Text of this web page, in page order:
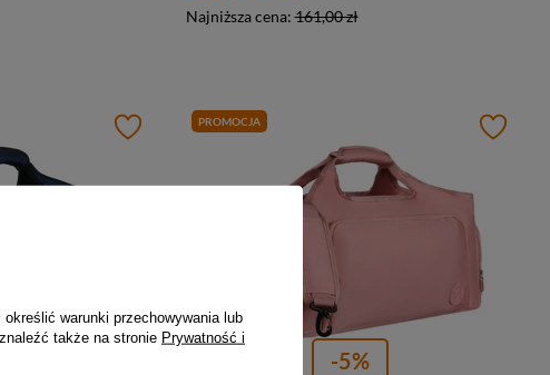
Najniższa cena:161,00 zł
PROMOCJA
-5%
określić warunki przechowywania lub
także na stronie Prywatność i